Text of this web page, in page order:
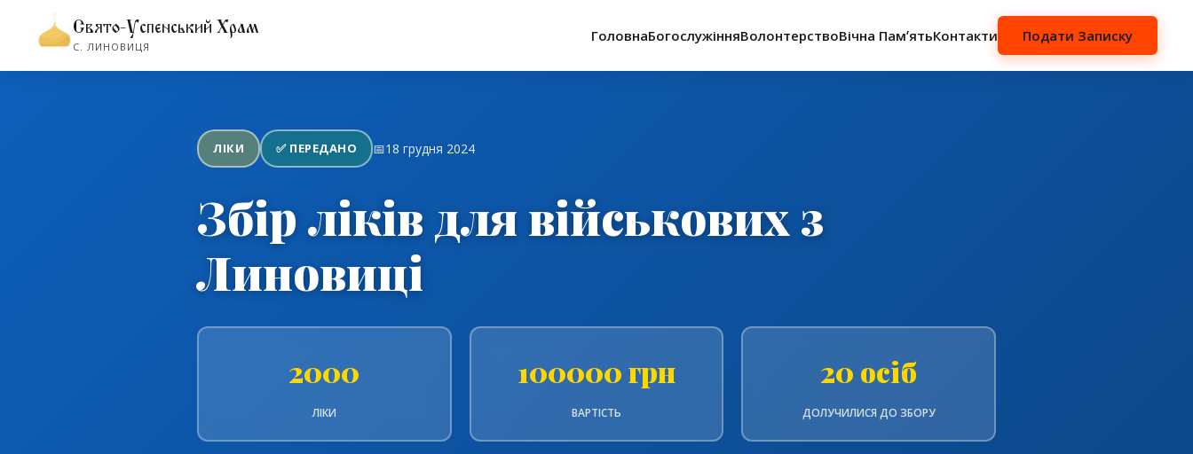
Свято-Успенський Храм
С. ЛИНОВИЦЯ
ГоловнаБогослужінняВолонтерствоВічна ПамʼятьКонтакти Подати Записку
←Повернутися до розділу волонтерства
ЛІКИ ✅ ПЕРЕДАНО 📅18 грудня 2024
Збір ліків для військових з
Линовиці
2000
ЛІКИ
100000 грн
ВАРТІСТЬ
20 осіб
ДОЛУЧИЛИСЯ ДО ЗБОРУ